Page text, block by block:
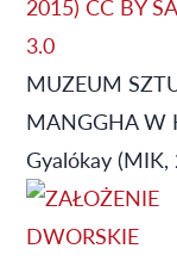
MUZEUM
MANGGHA W
Gyalókay (MIK,